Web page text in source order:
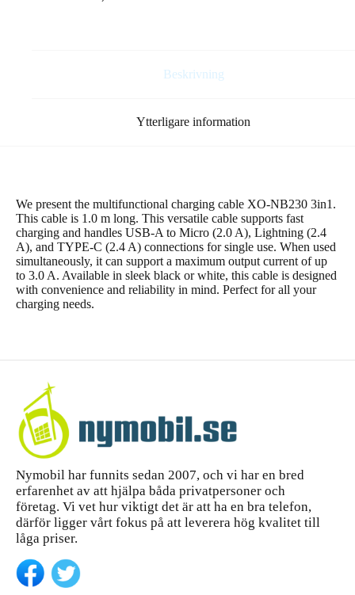
Beskrivning
Ytterligare information
We present the multifunctional charging cable XO-NB230 3in1.
This cable is 1.0 m long. This versatile cable supports fast
charging and handles USB-A to Micro (2.0 A), Lightning (2.4
A), and TYPE-C (2.4 A) connections for single use. When used
simultaneously, it can support a maximum output current of up
to 3.0 A. Available in sleek black or white, this cable is designed
with convenience and reliability in mind. Perfect for all your
charging needs.
Nymobil har funnits sedan 2007, och vi har en bred
erfarenhet av att hjälpa båda privatpersoner och
företag. Vi vet hur viktigt det är att ha en bra telefon,
därför ligger vårt fokus på att leverera hög kvalitet till
låga priser.